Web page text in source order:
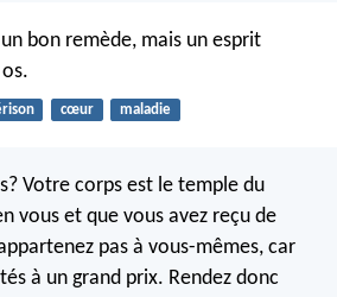
bon remède, mais un esprit
cœur maladie
Votre corps est le temple du
vous et que vous avez reçu de
pas à vous-mêmes, car
à un grand prix. Rendez donc